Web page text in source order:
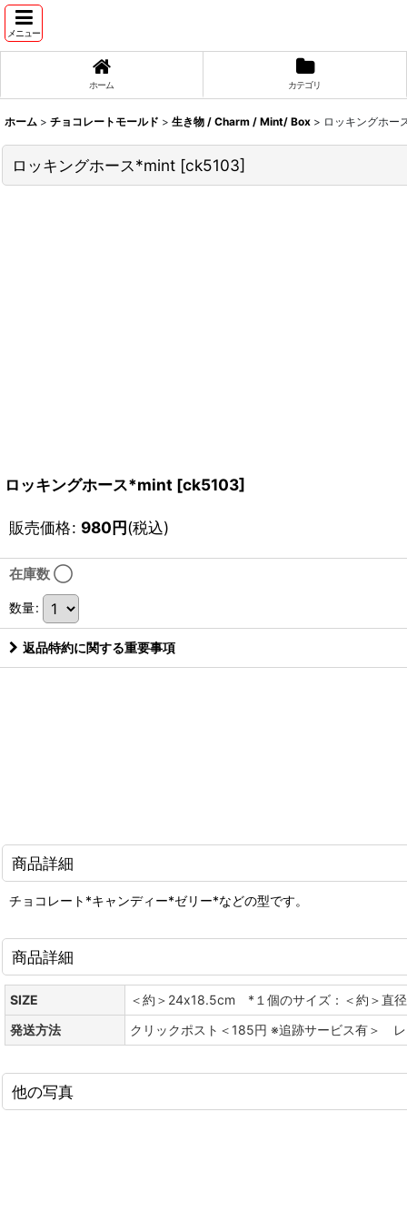
メニュー
ホーム カテゴリ
ホーム > チョコレートモールド > 生き物 / Charm / Mint/ Box > ロッキングホー
ロッキングホース*mint [ck5103]
ロッキングホース*mint [ck5103]
販売価格: 980円(税込)
在庫数 ◯
数量:
返品特約に関する重要事項
商品詳細
チョコレート*キャンディー*ゼリー*などの型です。
商品詳細
SIZE
＜約＞24x18.5cm *１個のサイズ：＜約＞直
発送方法
クリックポスト＜185円 ※追跡サービス有＞
他の写真